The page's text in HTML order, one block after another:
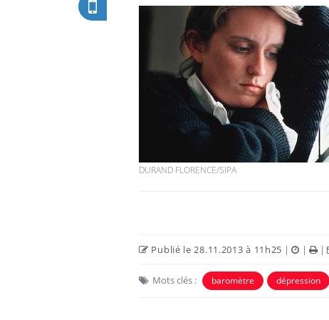
DURAND FLORENCE/SIPA
Publié le 28.11.2013 à 11h25 | | |
Mots clés : baromètre dépression
Cancer colorectal : une
stratégie simple aurait
changé la donne au Pays
basque
protègent-ils aussi les os
?